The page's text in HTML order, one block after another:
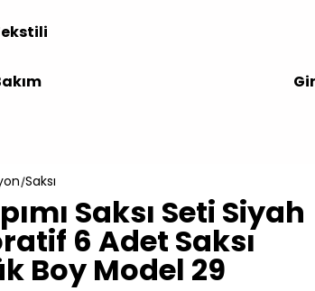
Saksı
Saksı Seti Siyah
6 Adet Saksı
Boy Model 29